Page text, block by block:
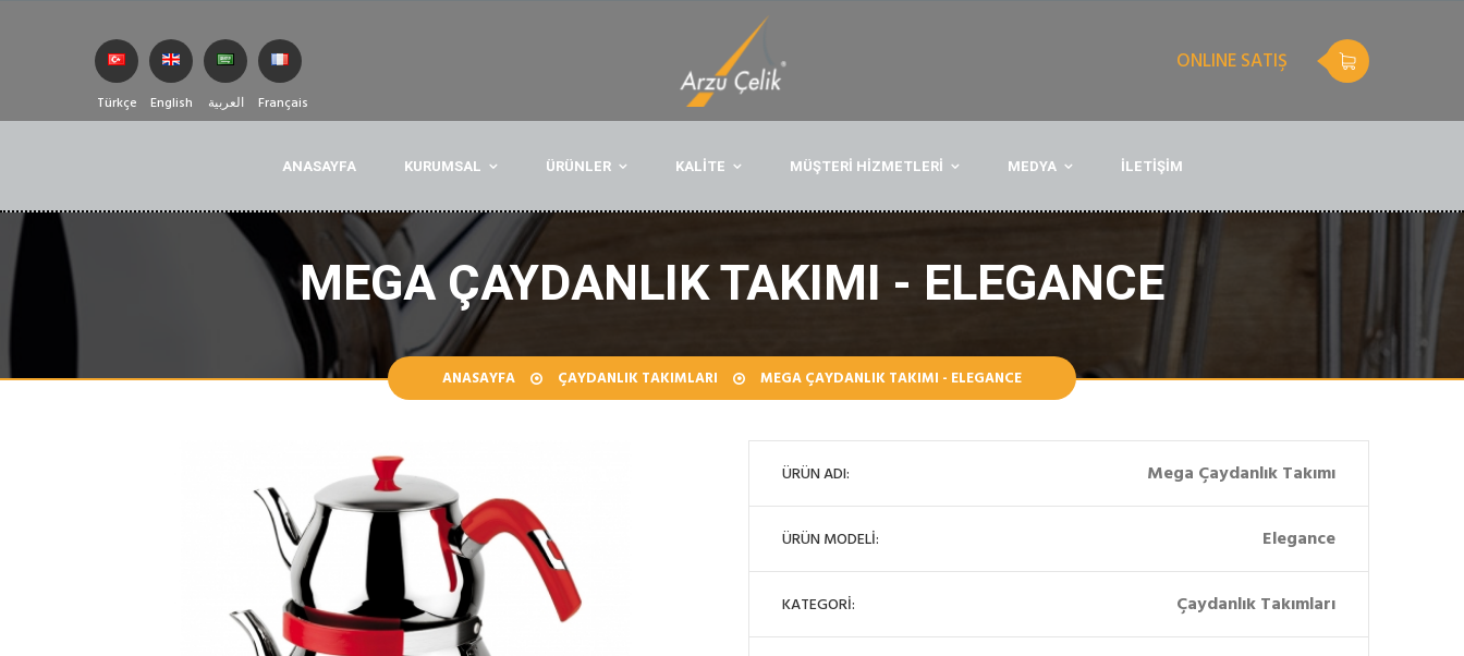
Türkçe English العربية Français
ONLINE SATIŞ
ANASAYFA KURUMSAL ÜRÜNLER KALİTE MÜŞTERİ HİZMETLERİ MEDYA İLETİŞİM
MEGA ÇAYDANLIK TAKIMI - ELEGANCE
ANASAYFA ÇAYDANLIK TAKIMLARI MEGA ÇAYDANLIK TAKIMI - ELEGANCE
ÜRÜN ADI: Mega Çaydanlık Takımı
ÜRÜN MODELİ: Elegance
KATEGORİ: Çaydanlık Takımları